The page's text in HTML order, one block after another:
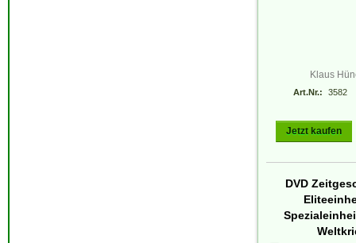
Klaus
Art.Nr.: 3582
Jetzt kaufen
DVD